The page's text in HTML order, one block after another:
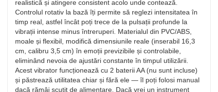
realistică și atingere consistent acolo unde contează.
Controlul rotativ la bază îți permite să reglezi intensitatea în
timp real, astfel încât poți trece de la pulsații profunde la
vibrații intense minus întreruperi. Materialul din PVC/ABS,
moale și flexibil, modifică dimensiunile reale (inserabil 16,3
cm, calibru 3,5 cm) în emoții previzibile și controlabile,
eliminând nevoia de ajustări constante în timpul utilizării.
Acest vibrator funcționează cu 2 baterii AA (nu sunt incluse)
și păstrează utilitatea chiar și fără ele — îl poți folosi manual
dacă rămâi scutit de alimentare. Dacă vrei un instrument